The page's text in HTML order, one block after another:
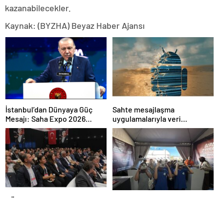
kazanabilecekler.
Kaynak: (BYZHA) Beyaz Haber Ajansı
İstanbul’dan Dünyaya Güç
Mesajı: Saha Expo 2026
Rekorlarla Kapılarını Kapattı
Sahte mesajlaşma
uygulamalarıyla veri
sızdırıyorlar- Haber Şafak